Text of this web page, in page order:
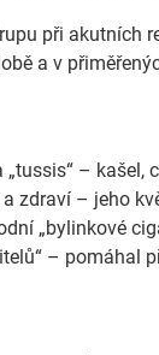
při
a v
– kašel,
zdraví – jeho
„bylinkové
– pomáhal